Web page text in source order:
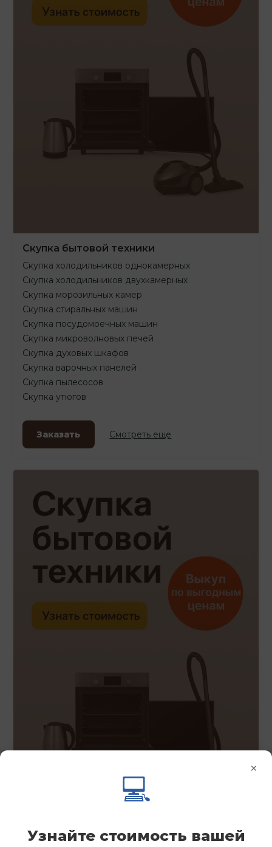
Скупка бытовой техники
Скупка холодильников однокамерных
Скупка холодильников двухкамерных
Скупка морозильных камер
Скупка стиральных машин
Скупка посудомоечных машин
Скупка микроволновых печей
Скупка духовых шкафов
Скупка варочных панелей
Скупка пылесосов
Скупка утюгов
Заказать Смотреть еще
×
💻
Узнайте стоимость вашей